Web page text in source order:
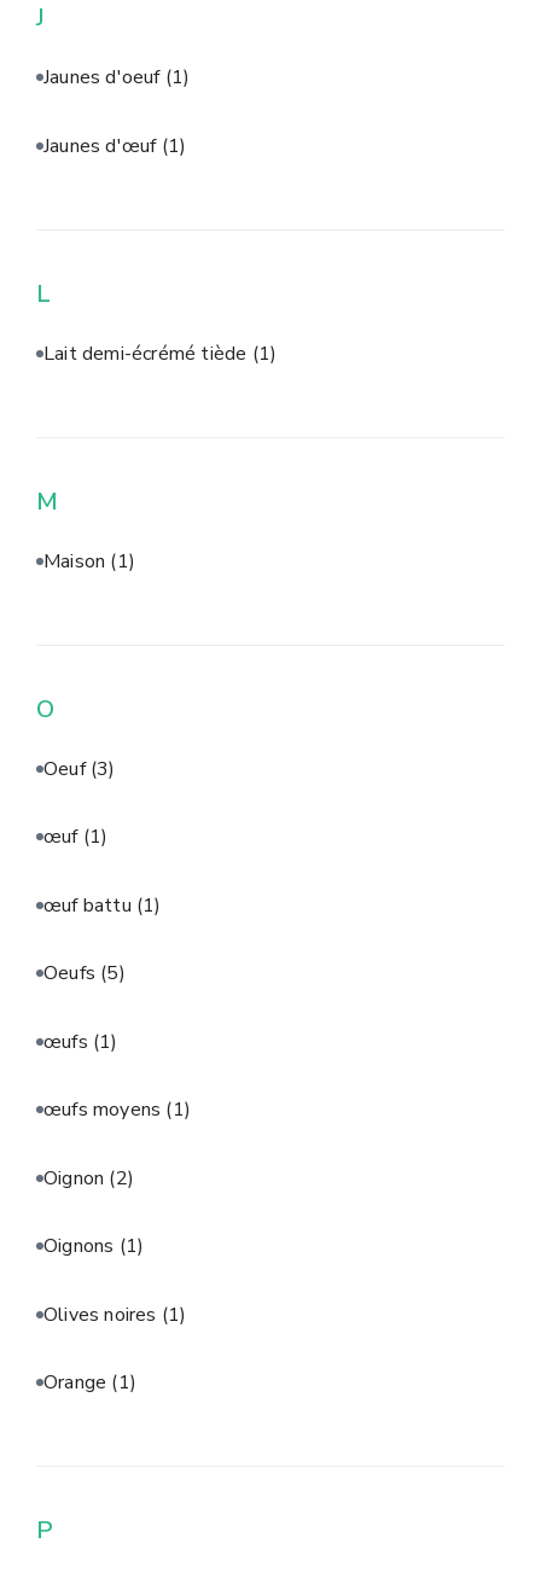
J
Jaunes d'oeuf (1)
Jaunes d'œuf (1)
L
Lait demi-écrémé tiède (1)
M
Maison (1)
O
Oeuf(3)
œuf (1)
œuf battu (1)
Oeufs (5)
œufs (1)
œufs moyens (1)
Oignon (2)
Oignons (1)
Olives noires (1)
Orange (1)
P